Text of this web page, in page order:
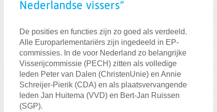
Nederlandse vissers”
De posities en functies zijn zo goed als verdeeld.
Alle Europarlementariërs zijn ingedeeld in EP-
commissies. In de voor Nederland zo belangrijke
Visserijcommissie (PECH) zitten als volledige
leden Peter van Dalen (ChristenUnie) en Annie
Schreijer-Pierik (CDA) en als plaatsvervangende
leden Jan Huitema (VVD) en Bert-Jan Ruissen
(SGP).